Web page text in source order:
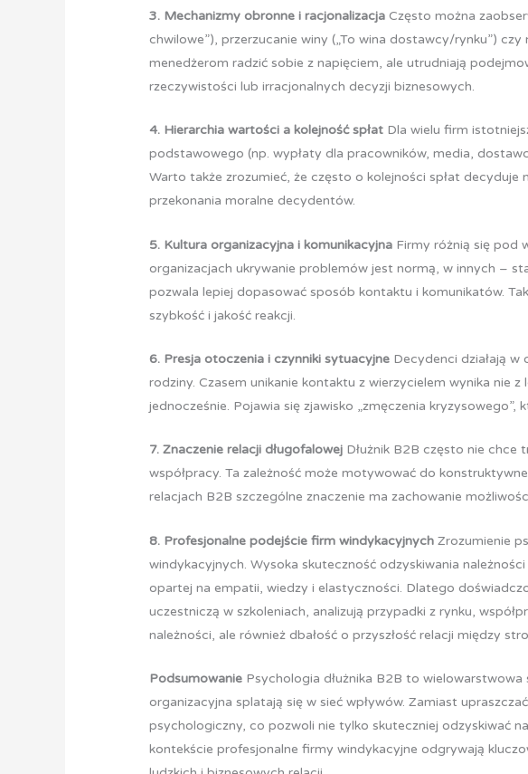
3. Mechanizmy obronne i racjonalizacja Często można
chwilowe”), przerzucanie winy („To wina dostawcy/rynku”)
menedżerom radzić sobie z napięciem, ale utrudniają
rzeczywistości lub irracjonalnych decyzji biznesowych.
4. Hierarchia wartości a kolejność spłat Dla wielu firm
podstawowego (np. wypłaty dla pracowników, media,
Warto także zrozumieć, że często o kolejności spłat
przekonania moralne decydentów.
5. Kultura organizacyjna i komunikacyjna Firmy różnią się pod
organizacjach ukrywanie problemów jest normą, w innych –
pozwala lepiej dopasować sposób kontaktu i komunikatów.
szybkość i jakość reakcji.
6. Presja otoczenia i czynniki sytuacyjne Decydenci działają w
rodziny. Czasem unikanie kontaktu z wierzycielem wynika nie
jednocześnie. Pojawia się zjawisko „zmęczenia kryzysowego”,
7. Znaczenie relacji długofalowej Dłużnik B2B często nie chce
współpracy. Ta zależność może motywować do
relacjach B2B szczególne znaczenie ma zachowanie
8. Profesjonalne podejście firm windykacyjnych Zrozumienie
windykacyjnych. Wysoka skuteczność odzyskiwania
opartej na empatii, wiedzy i elastyczności. Dlatego
uczestniczą w szkoleniach, analizują przypadki z rynku,
należności, ale również dbałość o przyszłość relacji między
Podsumowanie Psychologia dłużnika B2B to
organizacyjna splatają się w sieć wpływów. Zamiast
psychologiczny, co pozwoli nie tylko skuteczniej odzyskiwać
kontekście profesjonalne firmy windykacyjne odgrywają